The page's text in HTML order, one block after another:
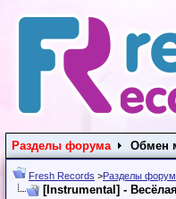
Разделы форума Обмен
Fresh Records >Разделы
[Instrumental] -